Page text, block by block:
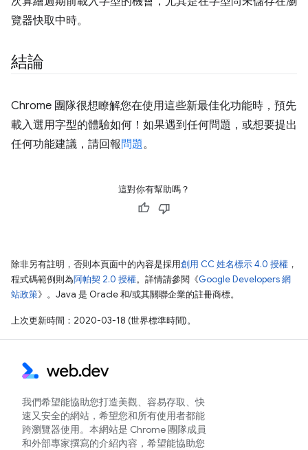
覽器快取中時。
結論
Chrome 團隊很想瞭解您在使用這些新最佳化功能時，預先
載入選用字型的體驗如何！如果遇到任何問題，或想要提出
任何功能建議，請回報問題。
這對你有幫助嗎？
除非另有註明，否則本頁面中的內容是採用創用 CC 姓名標示 4.0 授權 ，
程式碼範例則為阿帕契 2.0 授權。詳情請參閱《Google Developers 網
站政策》。Java 是 Oracle 和/或其關聯企業的註冊商標。
上次更新時間：2020-03-18 (世界標準時間)。
我們希望能協助您打造美觀、容易存取、快
速又安全的網站，希望您和所有使用者都能
跨瀏覽器使用。本網站是 Chrome 團隊成員
和外部專家撰寫的介紹內容，希望能協助您